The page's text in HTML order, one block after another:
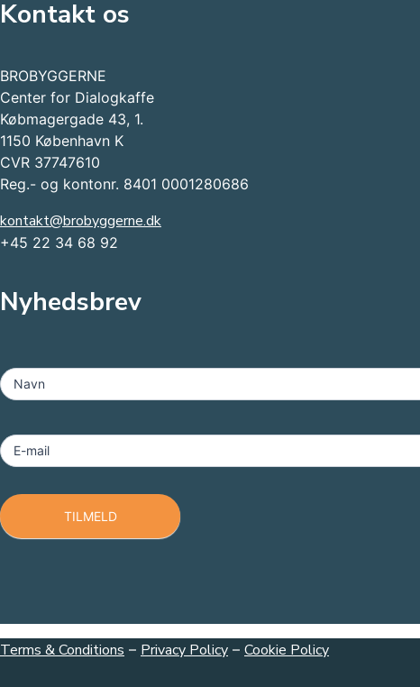
Kontakt os
BROBYGGERNE
Center for Dialogkaffe
Købmagergade 43, 1.
1150 København K
CVR 37747610
Reg.- og kontonr. 8401 0001280686
kontakt@brobyggerne.dk
+45 22 34 68 92
Nyhedsbrev
-
Footer
Navn
E-mail
TILMELD
Terms & Conditions – Privacy Policy – Cookie Policy